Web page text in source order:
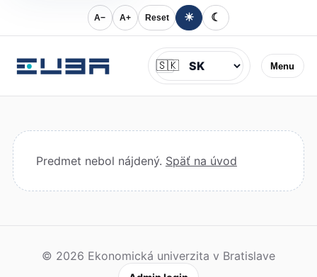
A− A+ Reset ☀ ☾
Menu
Jazyk
🇸🇰
Predmet nebol nájdený. Späť na úvod
© 2026 Ekonomická univerzita v Bratislave